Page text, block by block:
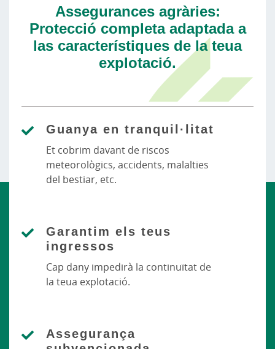
Assegurances agràries:
Protecció completa adaptada a
las característiques de la teua
explotació.
Guanya en tranquil·litat
Et cobrim davant de riscos
meteorològics, accidents, malalties
del bestiar, etc.
Garantim els teus
ingressos
Cap dany impedirà la continuïtat de
la teua explotació.
Assegurança